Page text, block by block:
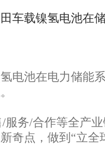
车载镍氢电池在
电池在电力储能
务/合作等全产
点，做到“立全